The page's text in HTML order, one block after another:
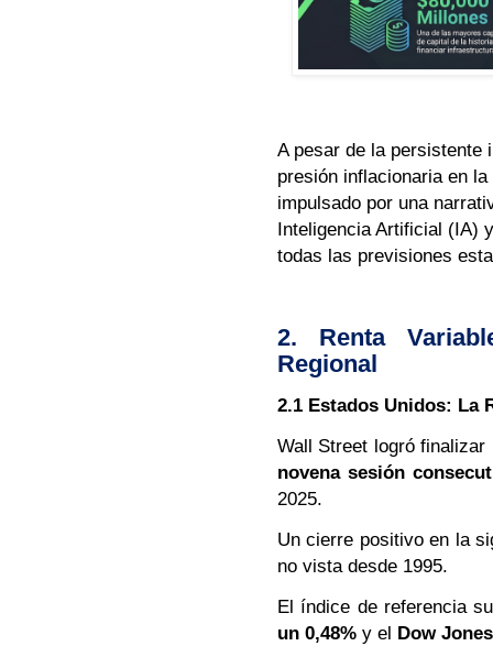
A pesar de la persistente
presión inflacionaria en
impulsado por una
Inteligencia Artificial (IA)
todas las previsiones
2. Renta
Regional
2.1 Estados Unidos: La
Wall Street logró
novena sesión
2025.
Un cierre positivo en la
no vista desde 1995.
El índice de referencia
un 0,48% y el Dow